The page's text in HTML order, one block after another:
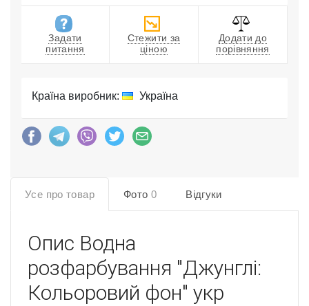
Задати
питання
Стежити за
ціною
Додати до
порівняння
Країна виробник: Україна
Усе про товар Фото 0 Відгуки
Опис Водна
розфарбування "Джунглі:
Кольоровий фон" укр